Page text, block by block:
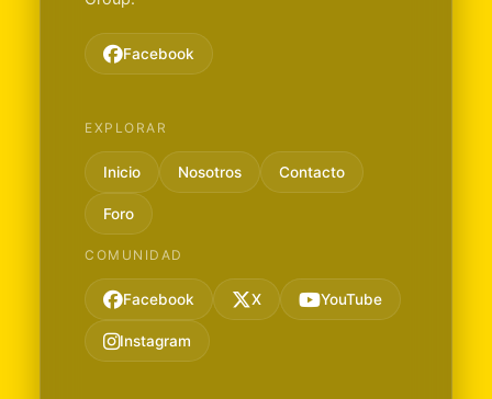
Facebook
EXPLORAR
Inicio Nosotros Contacto
Foro
COMUNIDAD
Facebook X YouTube
Instagram